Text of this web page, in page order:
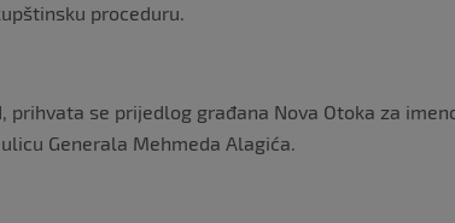
proceduru.
prihvata se prijedlog građana Nova Otoka za
Generala Mehmeda Alagića.